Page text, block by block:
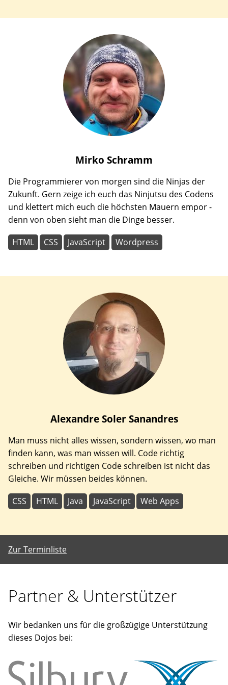
Mirko Schramm
Die Programmierer von morgen sind die Ninjas der
Zukunft. Gern zeige ich euch das Ninjutsu des Codens
und klettert mich euch die höchsten Mauern empor -
denn von oben sieht man die Dinge besser.
HTML CSS JavaScript Wordpress
Alexandre Soler Sanandres
Man muss nicht alles wissen, sondern wissen, wo man
finden kann, was man wissen will. Code richtig
schreiben und richtigen Code schreiben ist nicht das
Gleiche. Wir müssen beides können.
CSS HTML Java JavaScript Web Apps
Zur Terminliste
Partner & Unterstützer
Wir bedanken uns für die großzügige Unterstützung
dieses Dojos bei: